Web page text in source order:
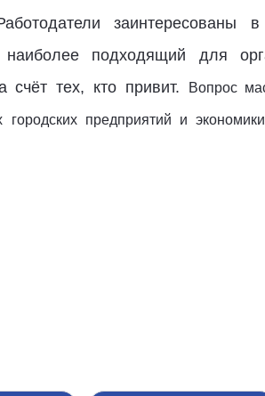
заинтересованы
подходящий для
счёт тех, кто привит.
Вопрос
предприятий и